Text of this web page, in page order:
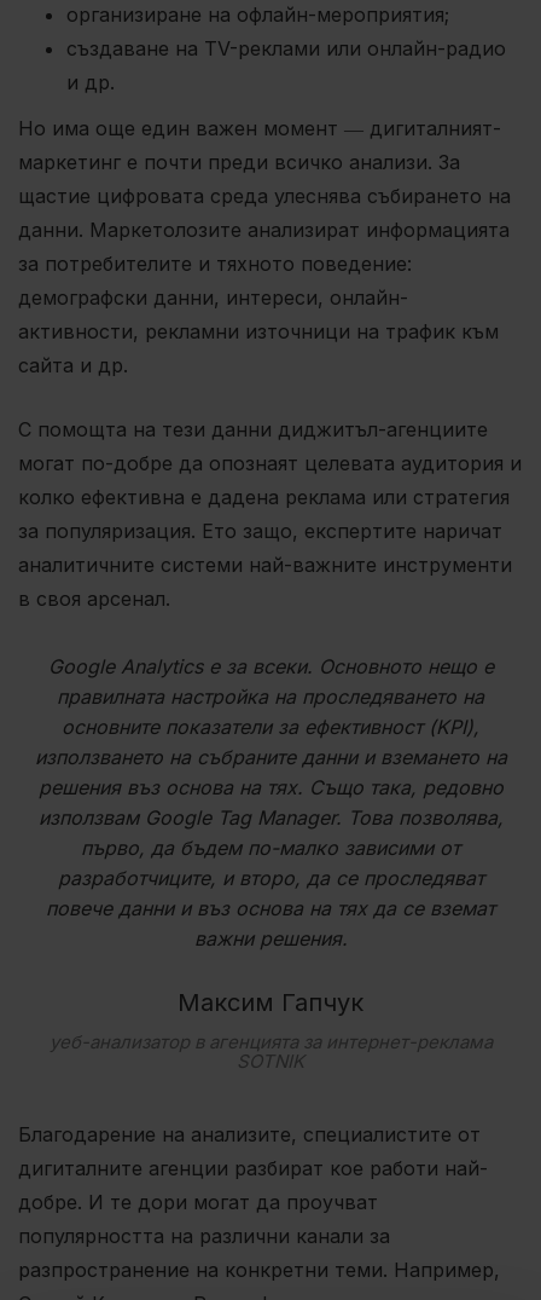
организиране на офлайн-мероприятия;
създаване на TV-реклами или онлайн-радио
и др.
Но има още един важен момент ― дигиталният-
маркетинг е почти преди всичко анализи. За
щастие цифровата среда улеснява събирането на
данни. Маркетолозите анализират информацията
за потребителите и тяхното поведение:
демографски данни, интереси, онлайн-
активности, рекламни източници на трафик към
сайта и др.
С помощта на тези данни диджитъл-агенциите
могат по-добре да опознаят целевата аудитория и
колко ефективна е дадена реклама или стратегия
за популяризация. Ето защо, експертите наричат ​​
аналитичните системи най-важните инструменти
в своя арсенал.
Google Analytics е за всеки. Основното нещо е
правилната настройка на проследяването на
основните показатели за ефективност (KPI),
използването на събраните данни и вземането на
решения въз основа на тях. Също така, редовно
използвам Google Tag Manager. Това позволява,
първо, да бъдем по-малко зависими от
разработчиците, и второ, да се проследяват
повече данни и въз основа на тях да се вземат
важни решения.
Максим Гапчук
уеб-анализатор в агенцията за интернет-реклама
SOTNIK
Благодарение на анализите, специалистите от
дигиталните агенции разбират кое работи най-
добре. И те дори могат да проучват
популярността на различни канали за
разпространение на конкретни теми. Например,